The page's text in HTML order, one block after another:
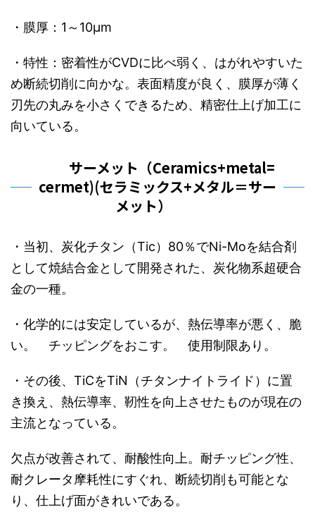
・膜厚：1～10μm
・特性：密着性がCVDに比べ弱く、はがれやすいた
め断続切削に向かな。表面精度が良く、膜厚が薄く
刃先の丸みを小さくできるため、精密仕上げ加工に
向いている。
サーメット（Ceramics+metal=
cermet)(セラミックス+メタル＝サー
メット）
・当初、炭化チタン（Tic）80％でNi-Moを結合剤
として焼結合金として開発された、炭化物系超硬合
金の一種。
・化学的には安定しているが、熱伝導率が悪く、脆
い。 チッピングをおこす。 使用制限あり。
・その後、TiCをTiN（チタンナイトライド）に置
き換え、熱伝導率、靭性を向上させたものが現在の
主流となっている。
欠点が改善されて、耐酸性向上。耐チッピング性、
耐クレータ摩耗性にすぐれ、断続切削も可能とな
り、仕上げ面がきれいである。